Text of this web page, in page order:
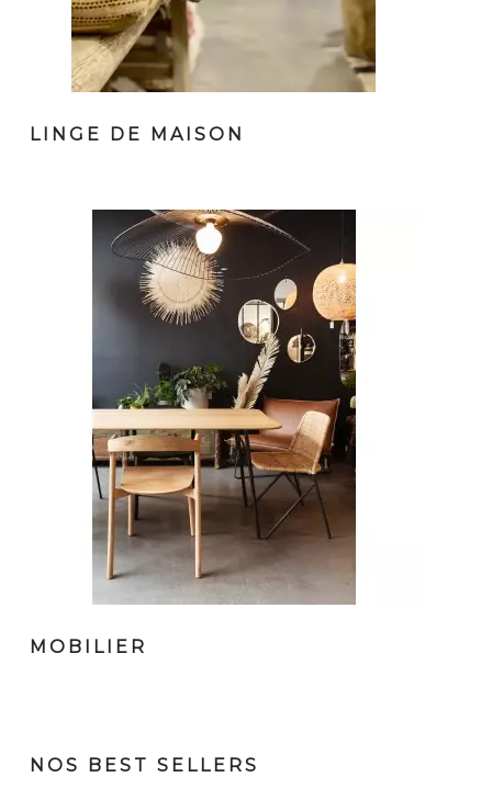
LINGE DE MAISON
MOBILIER
NOS BEST SELLERS